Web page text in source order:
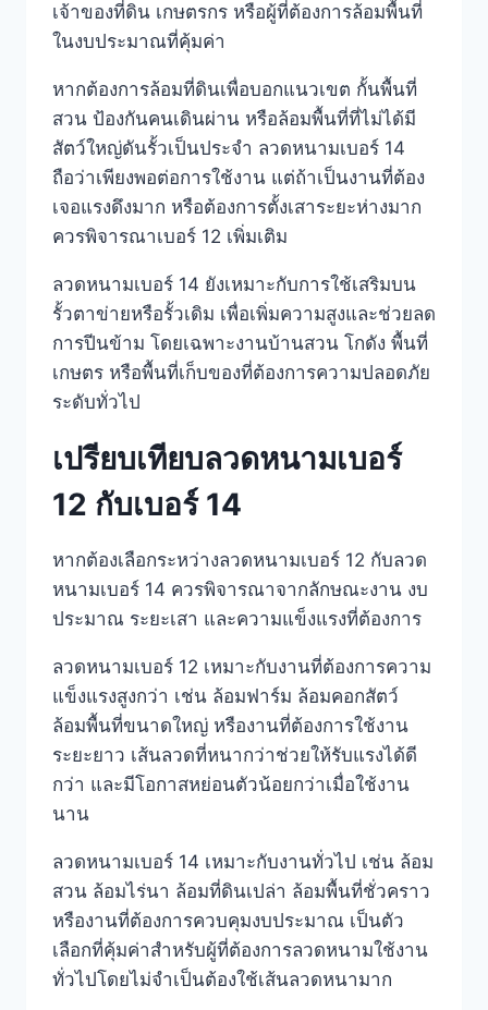
เจ้าของที่ดิน เกษตรกร หรือผู้ที่ต้องการล้อมพื้นที่
ในงบประมาณที่คุ้มค่า
หากต้องการล้อมที่ดินเพื่อบอกแนวเขต กั้นพื้นที่
สวน ป้องกันคนเดินผ่าน หรือล้อมพื้นที่ที่ไม่ได้มี
สัตว์ใหญ่ดันรั้วเป็นประจำ ลวดหนามเบอร์ 14
ถือว่าเพียงพอต่อการใช้งาน แต่ถ้าเป็นงานที่ต้อง
เจอแรงดึงมาก หรือต้องการตั้งเสาระยะห่างมาก
ควรพิจารณาเบอร์ 12 เพิ่มเติม
ลวดหนามเบอร์ 14 ยังเหมาะกับการใช้เสริมบน
รั้วตาข่ายหรือรั้วเดิม เพื่อเพิ่มความสูงและช่วยลด
การปีนข้าม โดยเฉพาะงานบ้านสวน โกดัง พื้นที่
เกษตร หรือพื้นที่เก็บของที่ต้องการความปลอดภัย
ระดับทั่วไป
เปรียบเทียบลวดหนามเบอร์
12 กับเบอร์ 14
หากต้องเลือกระหว่างลวดหนามเบอร์ 12 กับลวด
หนามเบอร์ 14 ควรพิจารณาจากลักษณะงาน งบ
ประมาณ ระยะเสา และความแข็งแรงที่ต้องการ
ลวดหนามเบอร์ 12 เหมาะกับงานที่ต้องการความ
แข็งแรงสูงกว่า เช่น ล้อมฟาร์ม ล้อมคอกสัตว์
ล้อมพื้นที่ขนาดใหญ่ หรืองานที่ต้องการใช้งาน
ระยะยาว เส้นลวดที่หนากว่าช่วยให้รับแรงได้ดี
กว่า และมีโอกาสหย่อนตัวน้อยกว่าเมื่อใช้งาน
นาน
ลวดหนามเบอร์ 14 เหมาะกับงานทั่วไป เช่น ล้อม
สวน ล้อมไร่นา ล้อมที่ดินเปล่า ล้อมพื้นที่ชั่วคราว
หรืองานที่ต้องการควบคุมงบประมาณ เป็นตัว
เลือกที่คุ้มค่าสำหรับผู้ที่ต้องการลวดหนามใช้งาน
ทั่วไปโดยไม่จำเป็นต้องใช้เส้นลวดหนามาก